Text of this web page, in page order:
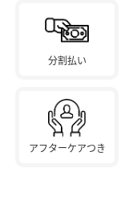
分割払い
アフターケアつき